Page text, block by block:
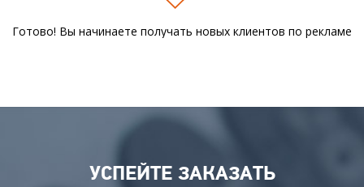
Готово! Вы начинаете получать новых клиентов по рекламе
УСПЕЙТЕ ЗАКАЗАТЬ